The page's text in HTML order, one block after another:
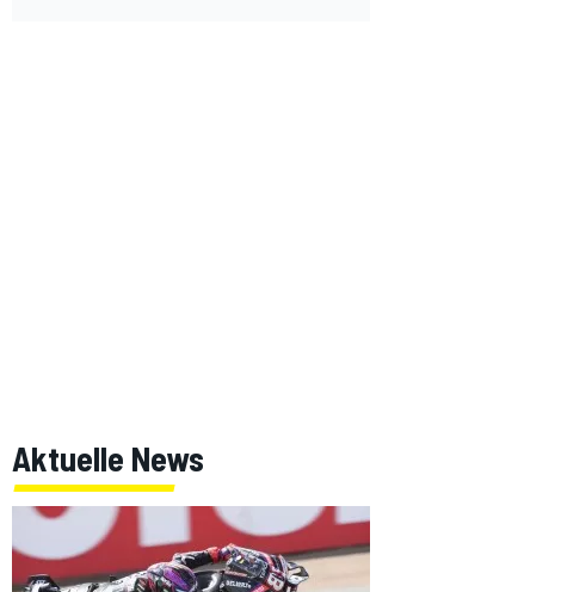
Aktuelle News